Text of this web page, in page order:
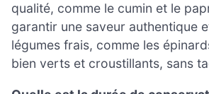
qualité, comme le cumin et le
garantir une saveur authentique
légumes frais, comme les
bien verts et croustillants, sans